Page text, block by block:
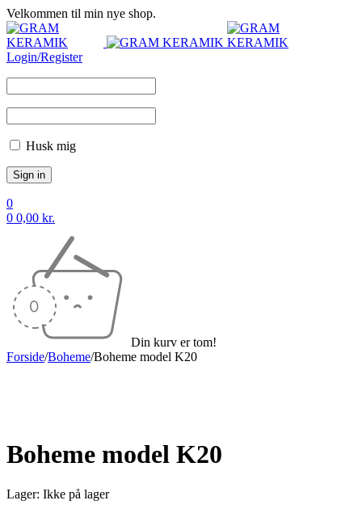
Velkommen til min nye shop.
Login/Register
Husk mig
0
0 0,00 kr.
Din kurv er tom!
Forside/Boheme/Boheme model K20
Boheme model K20
Lager: Ikke på lager